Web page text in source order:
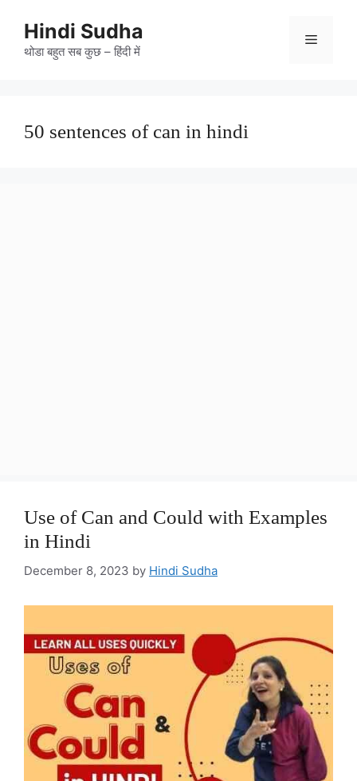
contentHindi Sudha
थोडा बहुत सब कुछ – हिंदी में
Menu
50 sentences of can in hindi
Use of Can and Could with Examples
in Hindi
December 8, 2023 by Hindi Sudha